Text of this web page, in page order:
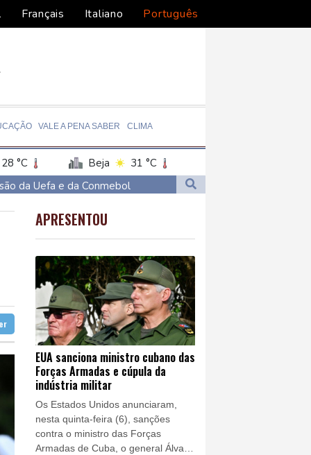
Français Italiano Português
VALE A PENA SABER CLIMA
28 °C Beja
31 °C
32 °C
28 °C
da Uefa e da Conmebol
ao enclave espanhol de Ceuta
na França
Venezuela
no guia Michelin
francês
APRESENTOU
EUA sanciona ministro cubano das
Forças Armadas e cúpula da
indústria militar
Os Estados Unidos anunciaram,
nesta quinta-feira (6), sanções
contra o ministro das Forças
Armadas de Cuba, o general Álvaro